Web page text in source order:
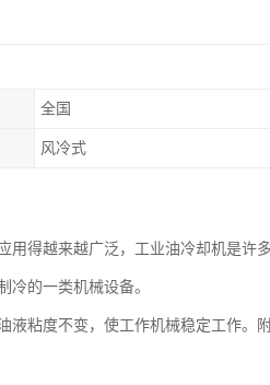
全国
风冷式
用得越来越广泛，工业油冷却机是许
冷的一类机械设备。
液粘度不变，使工作机械稳定工作。